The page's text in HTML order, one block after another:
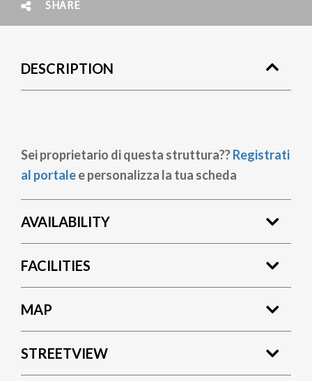
SHARE
DESCRIPTION
Sei proprietario di questa struttura??Registrati
al portalee personalizza la tua scheda
AVAILABILITY
FACILITIES
MAP
STREETVIEW